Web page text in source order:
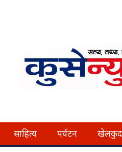
साहित्य पर्यटन खेलकुद